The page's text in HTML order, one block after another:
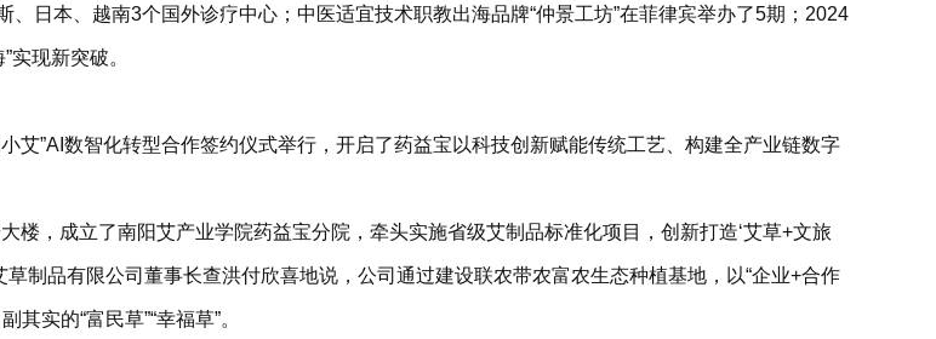
日本、越南3个国外诊疗中心；中医适宜技术职教出海品牌“仲景工坊”在菲律宾举办了5期；2024
现新突破。
艾”AI数智化转型合作签约仪式举行，开启了药益宝以科技创新赋能传统工艺、构建全产业链数字
楼，成立了南阳艾产业学院药益宝分院，牵头实施省级艾制品标准化项目，创新打造‘艾草+文旅
制品有限公司董事长查洪付欣喜地说，公司通过建设联农带农富农生态种植基地，以“企业+合作
实的“富民草”“幸福草”。